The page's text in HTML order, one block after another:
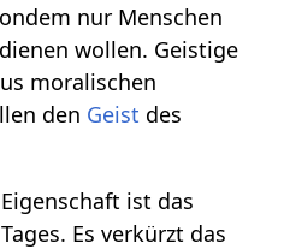
nur Menschen
wollen. Geistige
moralischen
den Geist des
ist das
Es verkürzt das